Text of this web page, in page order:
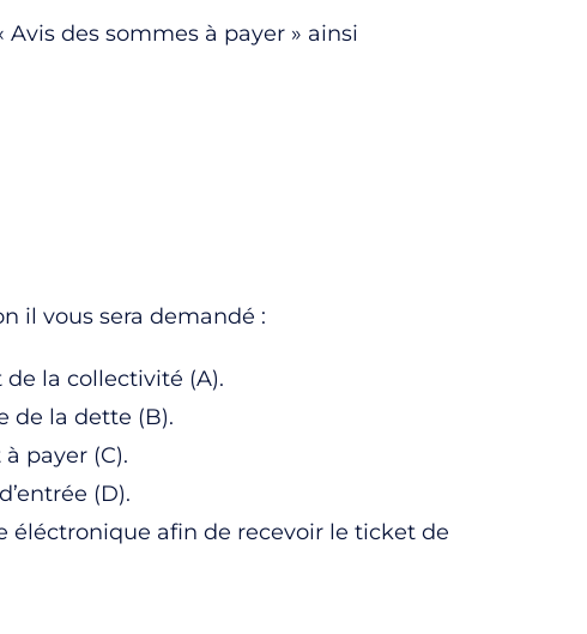
des sommes à payer » ainsi
il vous sera demandé :
de la collectivité (A).
de la dette (B).
payer (C).
(D).
éléctronique afin de recevoir le ticket de